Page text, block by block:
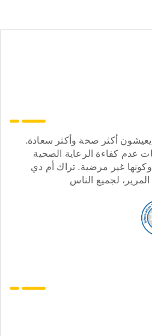
أكثر صحة وأكثر سعادة.
عدم كفاءة الرعاية الصحية
غير مرضية. تراك أم دي
لجميع الناس